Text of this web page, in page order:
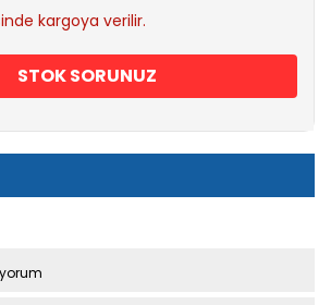
kargoya verilir.
STOK SORUNUZ